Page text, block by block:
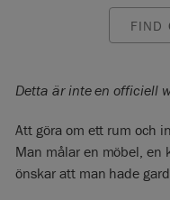
FIND
Detta är inte en officiell
Att göra om ett rum och
Man målar en möbel, en
önskar att man hade